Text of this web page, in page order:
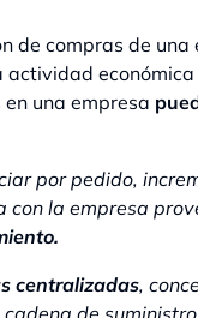
de compras de
una empresa
por pedido,
la empresa
centralizadas,
de